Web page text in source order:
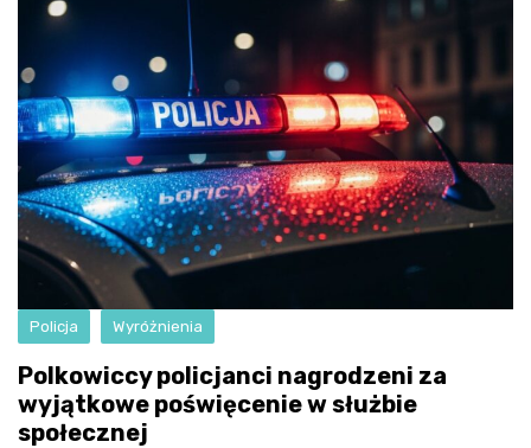
Policja Wyróżnienia
Polkowiccy policjanci nagrodzeni za
wyjątkowe poświęcenie w służbie
społecznej